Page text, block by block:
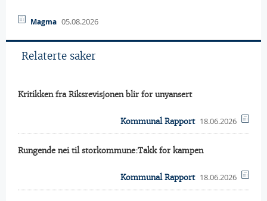
Magma 05.08.2026
Relaterte saker
Kritikken fra Riksrevisjonen blir for unyansert
Kommunal Rapport 18.06.2026
Rungende nei til storkommune:Takk for kampen
Kommunal Rapport 18.06.2026